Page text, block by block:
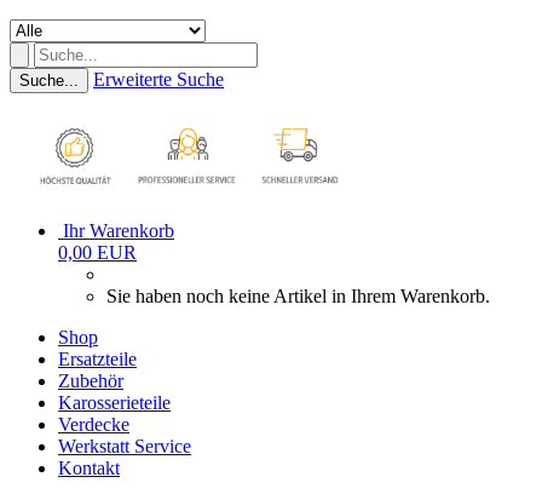
Suche... Erweiterte Suche
Ihr Warenkorb
0,00 EUR
Sie haben noch keine Artikel in Ihrem Warenkorb.
Shop
Ersatzteile
Zubehör
Karosserieteile
Verdecke
Werkstatt Service
Kontakt